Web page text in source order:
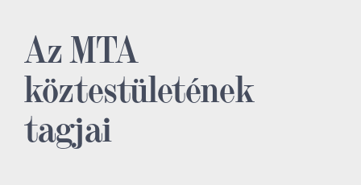
Az MTA
köztestületének
tagjai